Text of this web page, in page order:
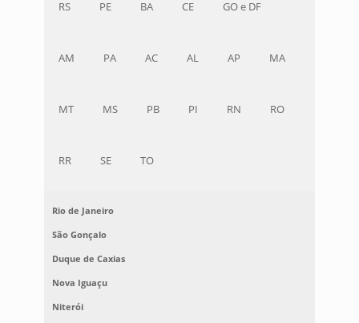
RS PE BA CE GO e DF
AM PA AC AL AP MA
MT MS PB PI RN RO
RR SE TO
Rio de Janeiro
São Gonçalo
Duque de Caxias
Nova Iguaçu
Niterói